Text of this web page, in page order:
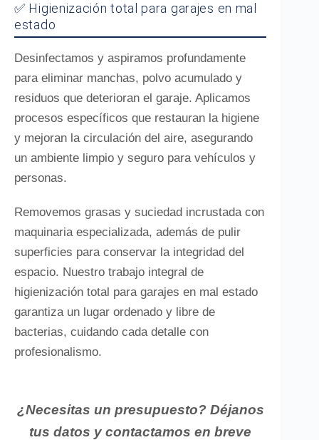
✅ Higienización total para garajes en mal
estado
Desinfectamos y aspiramos profundamente
para eliminar manchas, polvo acumulado y
residuos que deterioran el garaje. Aplicamos
procesos específicos que restauran la higiene
y mejoran la circulación del aire, asegurando
un ambiente limpio y seguro para vehículos y
personas.
Removemos grasas y suciedad incrustada con
maquinaria especializada, además de pulir
superficies para conservar la integridad del
espacio. Nuestro trabajo integral de
higienización total para garajes en mal estado
garantiza un lugar ordenado y libre de
bacterias, cuidando cada detalle con
profesionalismo.
¿Necesitas un presupuesto? Déjanos
tus datos y contactamos en breve